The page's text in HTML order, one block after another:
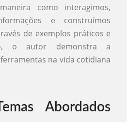
como interagimos,
e construímos
de exemplos práticos e
o autor demonstra a
na vida cotidiana
Abordados